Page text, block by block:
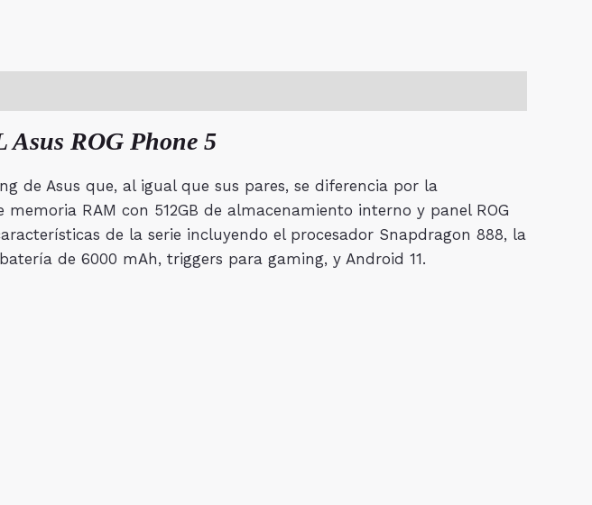
ROG Phone 5
de Asus que, al igual que sus pares, se diferencia por la
RAM con 512GB de almacenamiento interno y panel ROG
de la serie incluyendo el procesador Snapdragon 888, la
de 6000 mAh, triggers para gaming, y Android 11.